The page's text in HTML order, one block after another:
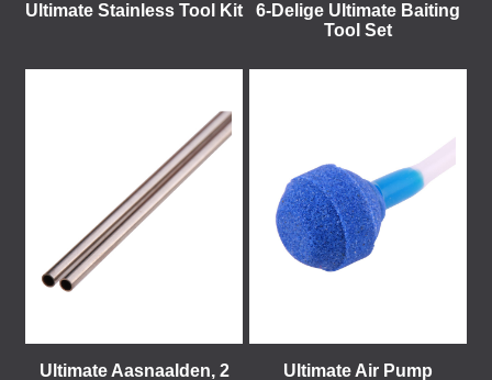
Ultimate Stainless Tool Kit
6-Delige Ultimate Baiting
Tool Set
Ultimate Aasnaalden, 2
Ultimate Air Pump